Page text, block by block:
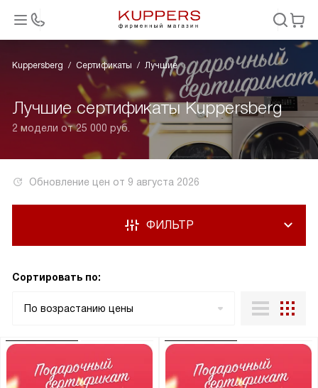
Kuppersberg Сертификаты Лучшие
Лучшие сертификаты Kuppersberg
2 модели от 25 000 руб.
Обновление цен от 9 августа 2026
ФИЛЬТР
Сортировать по:
По возрастанию цены